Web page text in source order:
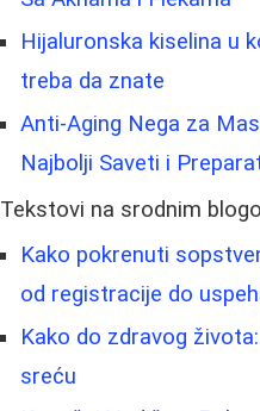
Hijaluronska kiselina u
treba da znate
Anti-Aging Nega za
Najbolji Saveti i
Tekstovi na srodnim
Kako pokrenuti
od registracije do
Kako do zdravog
sreću